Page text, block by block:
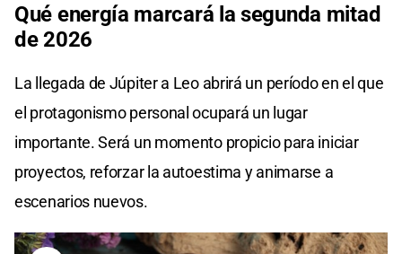
Qué energía marcará la segunda mitad
de 2026
La llegada de Júpiter a Leo abrirá un período en el que
el protagonismo personal ocupará un lugar
importante. Será un momento propicio para iniciar
proyectos, reforzar la autoestima y animarse a
escenarios nuevos.